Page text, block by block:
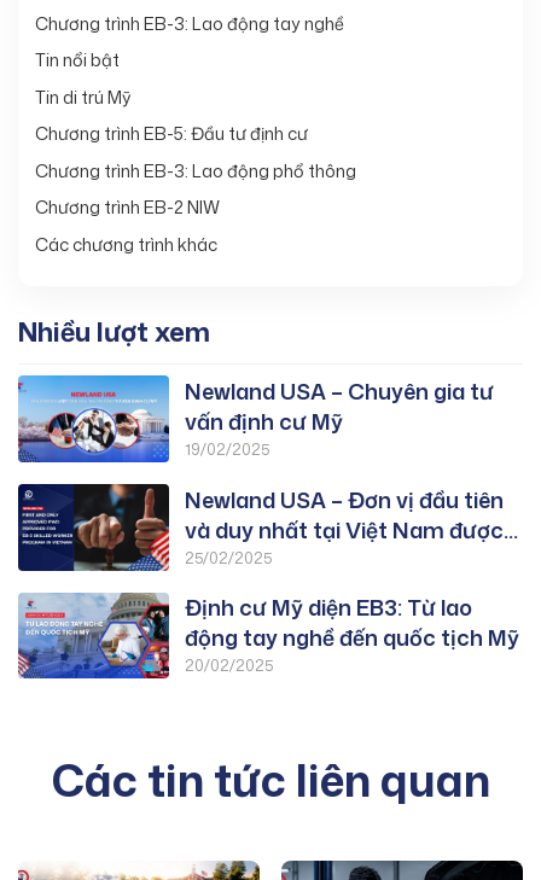
Chương trình EB-3: Lao động tay nghề
Tin nổi bật
Tin di trú Mỹ
Chương trình EB-5: Đầu tư định cư
Chương trình EB-3: Lao động phổ thông
Chương trình EB-2 NIW
Các chương trình khác
Nhiều lượt xem
Newland USA – Chuyên gia tư
vấn định cư Mỹ
19/02/2025
Newland USA – Đơn vị đầu tiên
và duy nhất tại Việt Nam được
duyệt PWD chương trình EB-3:
25/02/2025
Định cư Mỹ diện EB3: Từ lao
động tay nghề đến quốc tịch Mỹ
20/02/2025
Các tin tức liên quan